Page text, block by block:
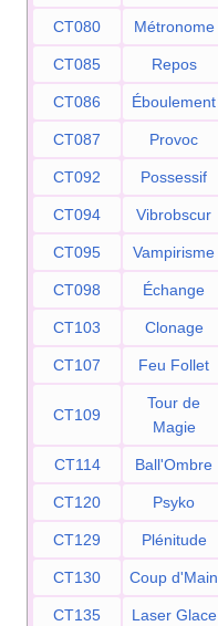
CT080 Métronome
CT085 Repos
CT086 Éboulement
CT087 Provoc
CT092 Possessif
CT094 Vibrobscur
CT095 Vampirisme
CT098 Échange
CT103 Clonage
CT107 Feu Follet
CT109
Tour de
Magie
CT114 Ball'Ombre
CT120 Psyko
CT129 Plénitude
CT130 Coup d'Main
CT135 Laser Glace